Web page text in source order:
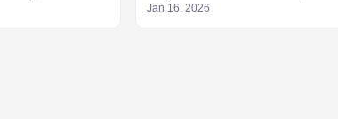
a mobilização da
truque de $1 e o segredo para evitar a
Jan 16, 2026